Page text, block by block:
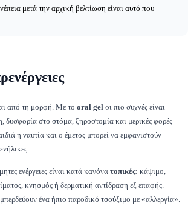
μετά την αρχική βελτίωση είναι αυτό που
από τη μορφή. Με το oral gel οι πιο συχνές είναι
δυσφορία στο στόμα, ξηροστομία και μερικές φορές
η ναυτία και ο έμετος μπορεί να εμφανιστούν
ενέργειες είναι κατά κανόνα τοπικές: κάψιμο,
κνησμός ή δερματική αντίδραση εξ επαφής.
ένα ήπιο παροδικό τσούξιμο με «αλλεργία».